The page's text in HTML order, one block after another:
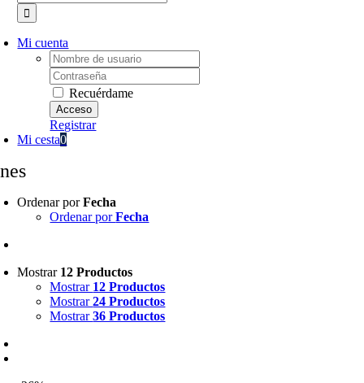
Mi cuenta
Username:
Password:
Recuérdame
Registrar
Mi cesta0
Ordenar porFecha
Ordenar porFecha
Mostrar 12 Productos
Mostrar 12 Productos
Mostrar24 Productos
Mostrar36 Productos